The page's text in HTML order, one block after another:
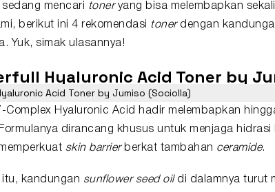
mencari toneryang bisa melembapkan
berikut ini 4 rekomendasi tonerdengan
Yuk, simak ulasannya!
Hyaluronic Acid Toner by
Acid Toner by Jumiso (Sociolla)
Complex Hyaluronic Acid hadir melembapkan
dirancang khusus untuk menjaga hidrasi
skin barrierberkat tambahan ceramide.
itu, kandungan sunflower seed oildi dalamnya turut